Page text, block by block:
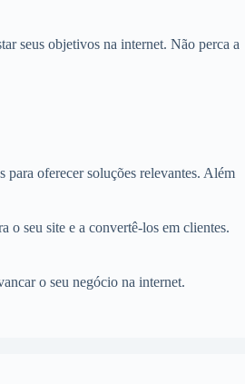
seus objetivos na internet. Não perca a
para oferecer soluções relevantes. Além
o seu site e a convertê-los em clientes.
o seu negócio na internet.